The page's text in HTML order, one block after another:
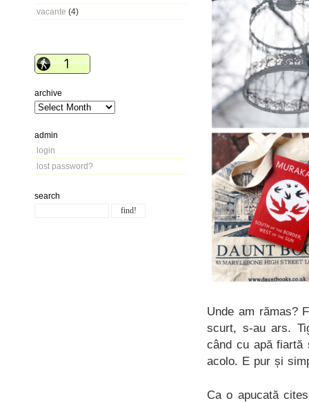
vacante (4)
archive
admin
login
lost password?
search
Unde am rămas?
scurt, s-au ars.
când cu apă
acolo. E pur și
Ca o apucată